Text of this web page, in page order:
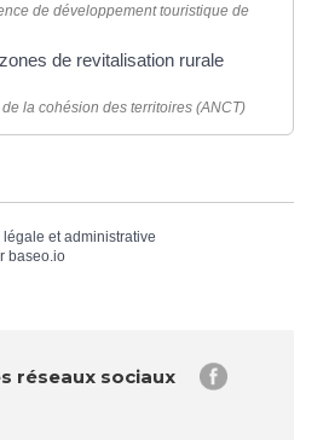
de développement touristique de
de revitalisation rurale
la cohésion des territoires (ANCT)
et administrative
baseo.io
réseaux sociaux